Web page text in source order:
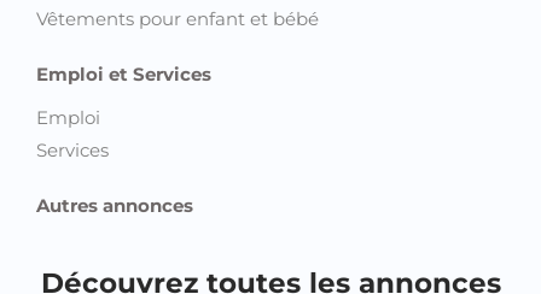
Vêtements pour enfant et bébé
Emploi et Services
Emploi
Services
Autres annonces
Découvrez toutes les annonces